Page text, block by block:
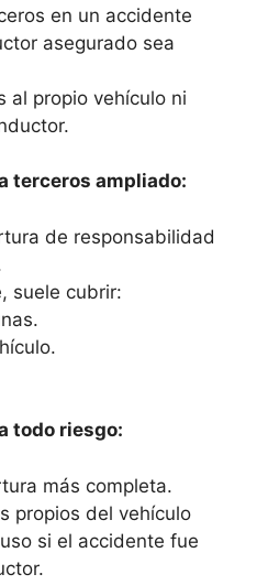
en un accidente
asegurado sea
al propio vehículo ni
terceros ampliado:
de responsabilidad
suele cubrir:
todo riesgo:
más completa.
propios del vehículo
si el accidente fue